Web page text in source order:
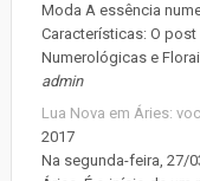
Moda A essência
Características: O
Numerológicas e
admin
Lua Nova em Áries:
2017
Na segunda-feira, 27/